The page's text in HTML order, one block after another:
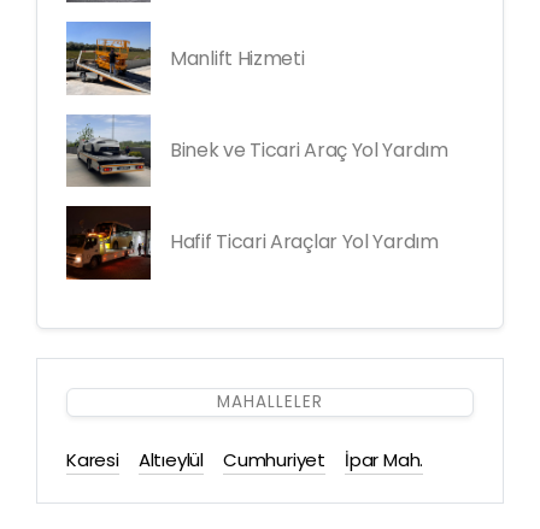
Manlift Hizmeti
Binek ve Ticari Araç Yol Yardım
Hafif Ticari Araçlar Yol Yardım
MAHALLELER
Karesi Altıeylül Cumhuriyet İpar Mah.